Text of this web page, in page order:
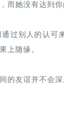
而她没有达到
过别人的认
上随缘。
的友谊并不会